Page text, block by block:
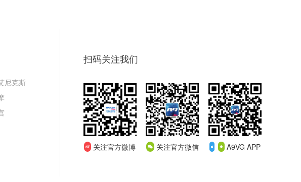
尼克斯
扫码关注我们
关注官方微博 关注官方微信 A9VG APP